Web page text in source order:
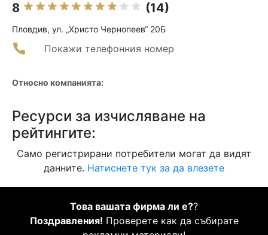
8 (14)
Пловдив, ул. „Христо Чернопеев“ 20Б
Покажи телефонния номер
Относно компанията:
Ресурси за изчисляване на
рейтингите:
Само регистрирани потребители могат да видят
данните. Натиснете тук за да влезете
Това вашата фирма ли е??
Поздравления! Проверете как да събирате